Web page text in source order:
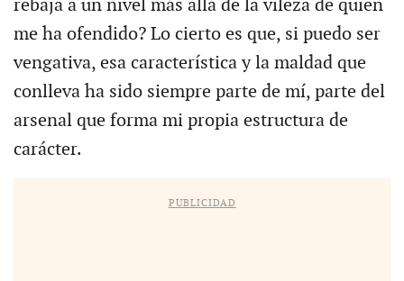
rebaja a un nivel más allá de la vileza de quien
me ha ofendido? Lo cierto es que, si puedo ser
vengativa, esa característica y la maldad que
conlleva ha sido siempre parte de mí, parte del
arsenal que forma mi propia estructura de
carácter.
PUBLICIDAD